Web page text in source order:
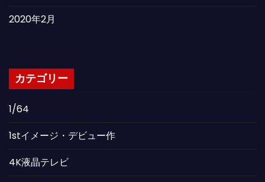
2020年2月
カテゴリー
1/64
1stイメージ・デビュー作
4K液晶テレビ